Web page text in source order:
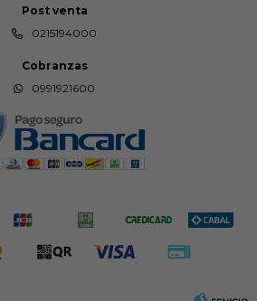
Post venta
0215194000
Cobranzas
0991921600